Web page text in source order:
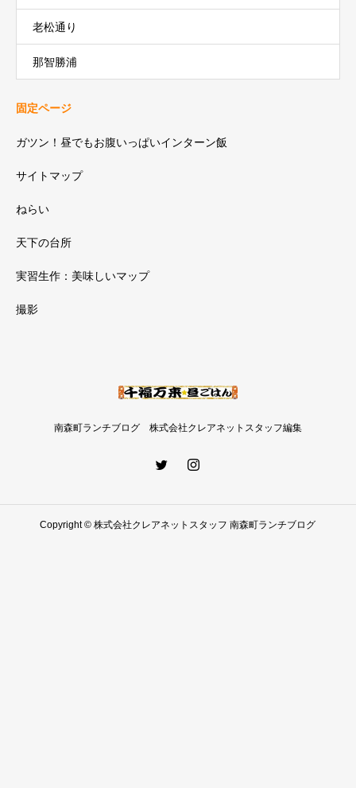
老松通り
那智勝浦
固定ページ
ガツン！昼でもお腹いっぱいインターン飯
サイトマップ
ねらい
天下の台所
実習生作：美味しいマップ
撮影
南森町ランチブログ 株式会社クレアネットスタッフ編集
Copyright © 株式会社クレアネットスタッフ 南森町ランチブログ